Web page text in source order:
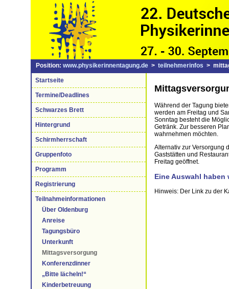
Position: www.physikerinnentagung.de > teilnehmerinfos >
Startseite
Termine/Deadlines
Schwarzes Brett
Hintergrund
Schirmherrschaft
Gruppenfoto
Programm
Registrierung
Teilnahmeinformationen
Über Oldenburg
Anreise
Tagungsbüro
Unterkunft
Mittagsversorgung
Konferenzdinner
„Bitte lächeln!“
Kinderbetreuung
Während der Tagung
werden am Freitag und
Sonntag besteht die
Getränk. Zur besseren
wahrnehmen möchten.
Alternativ zur Versorgung
Gaststätten und
Freitag geöffnet.
Eine Auswahl haben
Hinweis: Der Link zu der